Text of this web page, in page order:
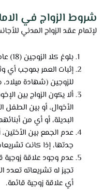
شروط الزواج في
لإتمام عقد الزواج المدني
بلوغ كلا الزوجين (18) عاماً ميلاديًّا أو أكثر.
إثبات العمر بموجب أي
للزوجين (شهادة ميلاد،
ألا يكون الزواج بين
الأخوال، أو بين الطفل
البديلة، أو أي من
عدم الجمع بين الأختين،
جدتها، إذا كانت
عدم وجود علاقة زوجية
تجيز له تشريعاته
أي علاقة زوجية قائمة.